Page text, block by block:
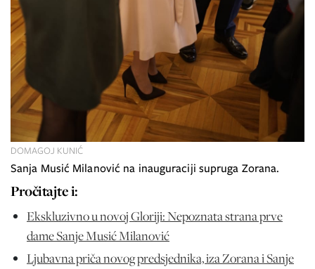
DOMAGOJ KUNIĆ
Sanja Musić Milanović na inauguraciji supruga Zorana.
Pročitajte i:
Ekskluzivno u novoj Gloriji: Nepoznata strana prve
dame Sanje Musić Milanović
Ljubavna priča novog predsjednika, iza Zorana i Sanje